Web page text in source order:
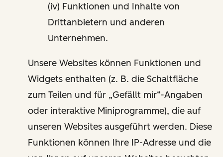
(iv) Funktionen und Inhalte von
Drittanbietern und anderen
Unternehmen.
Unsere Websites können Funktionen und
Widgets enthalten (z. B. die Schaltfläche
zum Teilen und für „Gefällt mir“-Angaben
oder interaktive Miniprogramme), die auf
unseren Websites ausgeführt werden. Diese
Funktionen können Ihre IP-Adresse und die